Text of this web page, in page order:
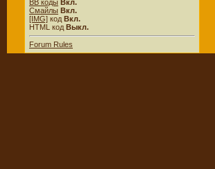
BB коды Вкл.
Смайлы Вкл.
[IMG] код Вкл.
HTML код Выкл.
Forum Rules